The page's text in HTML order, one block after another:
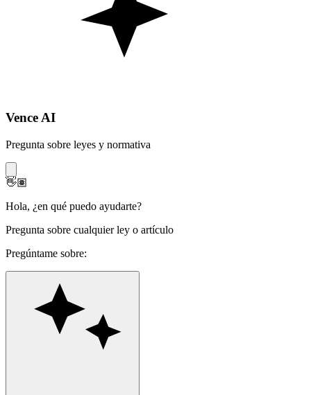
Vence AI
Pregunta sobre leyes y normativa
👋🏽
Hola, ¿en qué puedo ayudarte?
Pregunta sobre cualquier ley o artículo
Pregúntame sobre: